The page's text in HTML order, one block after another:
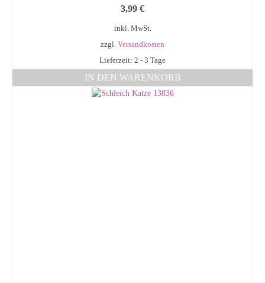
3,99 €
inkl. MwSt.
zzgl. Versandkosten
Lieferzeit: 2 - 3 Tage
IN DEN WARENKORB